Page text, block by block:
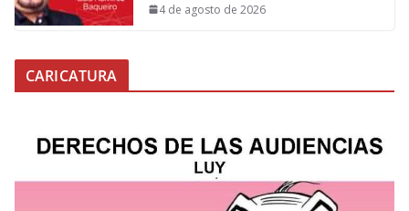
4 de agosto de 2026
CARICATURA